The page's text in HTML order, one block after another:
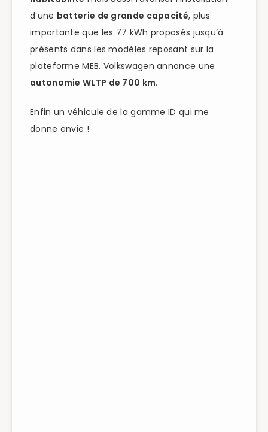
d’une batterie de grande capacité, plus
importante que les 77 kWh proposés jusqu’à
présents dans les modèles reposant sur la
plateforme MEB. Volkswagen annonce une
autonomie WLTP de 700 km.
Enfin un véhicule de la gamme ID qui me
donne envie !